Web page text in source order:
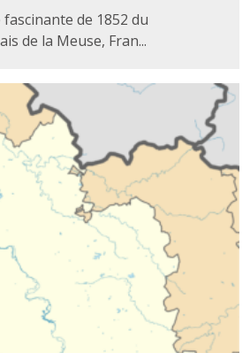
de 1852 du
de la Meuse, Fran...